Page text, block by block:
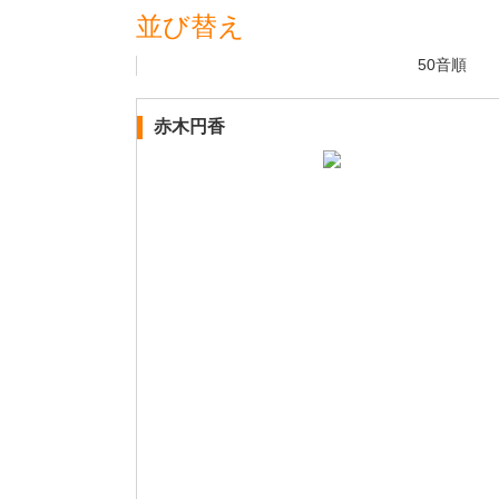
並び替え
50音順
赤木円香